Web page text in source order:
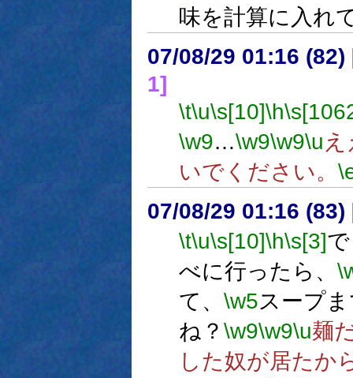
味を計算に入れ
07/08/29 01:16 (82)
1]
\t\u\s[10]\h
\w9…\w9\w9\u
いでください。
07/08/29 01:16 (83)
\t\u\s[10]\h\s[3]
べに行ったら、
て、 \w5スープ
ね？ \w9\w9\u麺
した奴が居たか